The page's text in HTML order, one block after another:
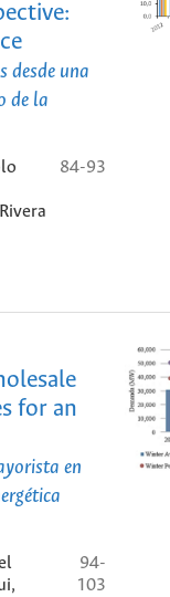
desde una
de la
84-93
for an
en
94-
103